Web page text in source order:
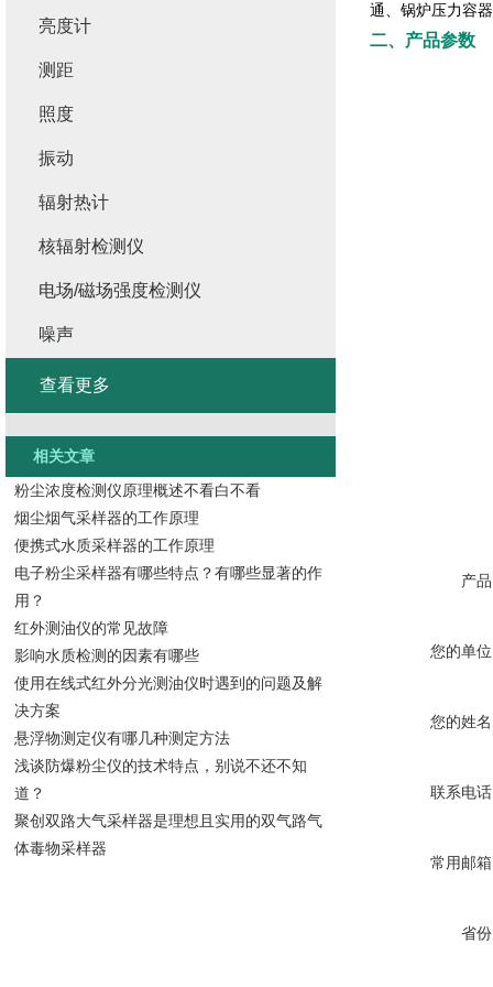
通、锅炉压力容
二、产品参数
产
您的单
您的姓
联系电
常用邮
省
亮度计
测距
照度
振动
辐射热计
核辐射检测仪
电场/磁场强度检测仪
噪声
查看更多
相关文章
粉尘浓度检测仪原理概述不看白不看
烟尘烟气采样器的工作原理
便携式水质采样器的工作原理
电子粉尘采样器有哪些特点？有哪些显著的作
用？
红外测油仪的常见故障
影响水质检测的因素有哪些
使用在线式红外分光测油仪时遇到的问题及解
决方案
悬浮物测定仪有哪几种测定方法
浅谈防爆粉尘仪的技术特点，别说不还不知
道？
聚创双路大气采样器是理想且实用的双气路气
体毒物采样器